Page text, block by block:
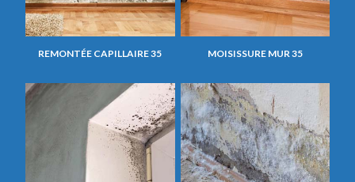
REMONTÉE CAPILLAIRE 35 MOISISSURE MUR 35